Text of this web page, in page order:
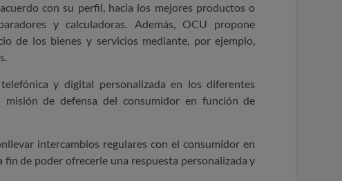
con su perfil, hacia los mejores productos o
y calculadoras. Además, OCU propone
de los bienes y servicios mediante, por ejemplo,
y digital personalizada en los diferentes
de defensa del consumidor en función de
intercambios regulares con el consumidor en
fin de poder ofrecerle una respuesta personalizada y